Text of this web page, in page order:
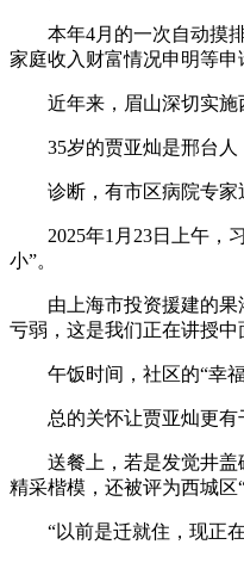
本年4月的一次自动摸排
家庭收入财富情况申明等申
近年来，眉山深切实施西
35岁的贾亚灿是邢台人，
诊断，有市区病院专家近
2025年1月23日上午，习
小”。
由上海市投资援建的果洛
亏弱，这是我们正在讲授中
午饭时间，社区的“幸福
总的关怀让贾亚灿更有干
送餐上，若是发觉井盖破
精采楷模，还被评为西城区
“以前是迁就住，现正在